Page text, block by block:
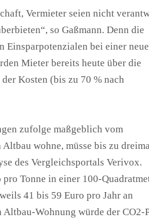
Vermieter seien nicht
so Gaßmann. Denn die
bei einer
Mieter bereits heute über die
Kosten (bis zu 70 % nach
zufolge maßgeblich vom
Altbau wohne, müsse bis zu
des Vergleichsportals Verivox.
Tonne in einer 100-
41 bis 59 Euro pro Jahr an
Wohnung würde der CO2-